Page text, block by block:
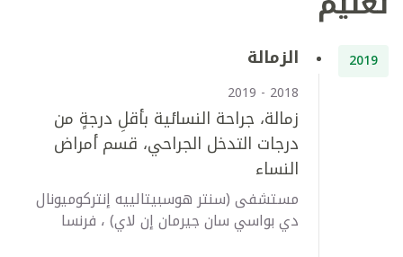
2019 الزمالة
2018 - 2019
زمالة، جراحة النسائية بأقلِ درجةٍ من
درجات التدخل الجراحي، قسم أمراض
النساء
مستشفى (سنتر هوسبيتالييه إنتركوميونال
دي بواسي سان جيرمان إن لاي) ، فرنسا